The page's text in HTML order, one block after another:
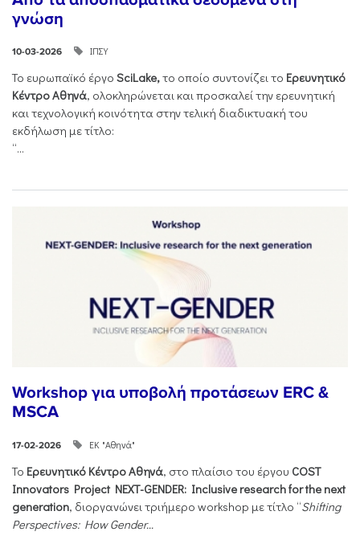
γνώση
10-03-2026 ΙΠΣΥ
Το ευρωπαϊκό έργο SciLake,το οποίο συντονίζει το Ερευνητικό
Κέντρο Αθηνά, ολοκληρώνεται και προσκαλεί την ερευνητική
και τεχνολογική κοινότητα στην τελική διαδικτυακή του
εκδήλωση με τίτλο:
“...
Workshop για υποβολή προτάσεων ERC &
MSCA
17-02-2026 ΕΚ "Αθηνά"
Το Ερευνητικό Κέντρο Αθηνά, στο πλαίσιο του έργου COST
Innovators Project NEXT-GENDER: Inclusive research for the next
generation, διοργανώνει τριήμερο workshop με τίτλο “Shifting
Perspectives: How Gender...